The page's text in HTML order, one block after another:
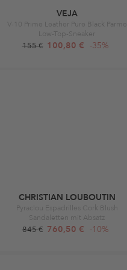
VEJA
V-10 Prime Leather Pure Black Parme
Low-Top-Sneaker
155 € 100,80 € -35%
CHRISTIAN LOUBOUTIN
Pyraclou Espadrilles Cork Blush
Sandaletten mit Absatz
845 € 760,50 € -10%